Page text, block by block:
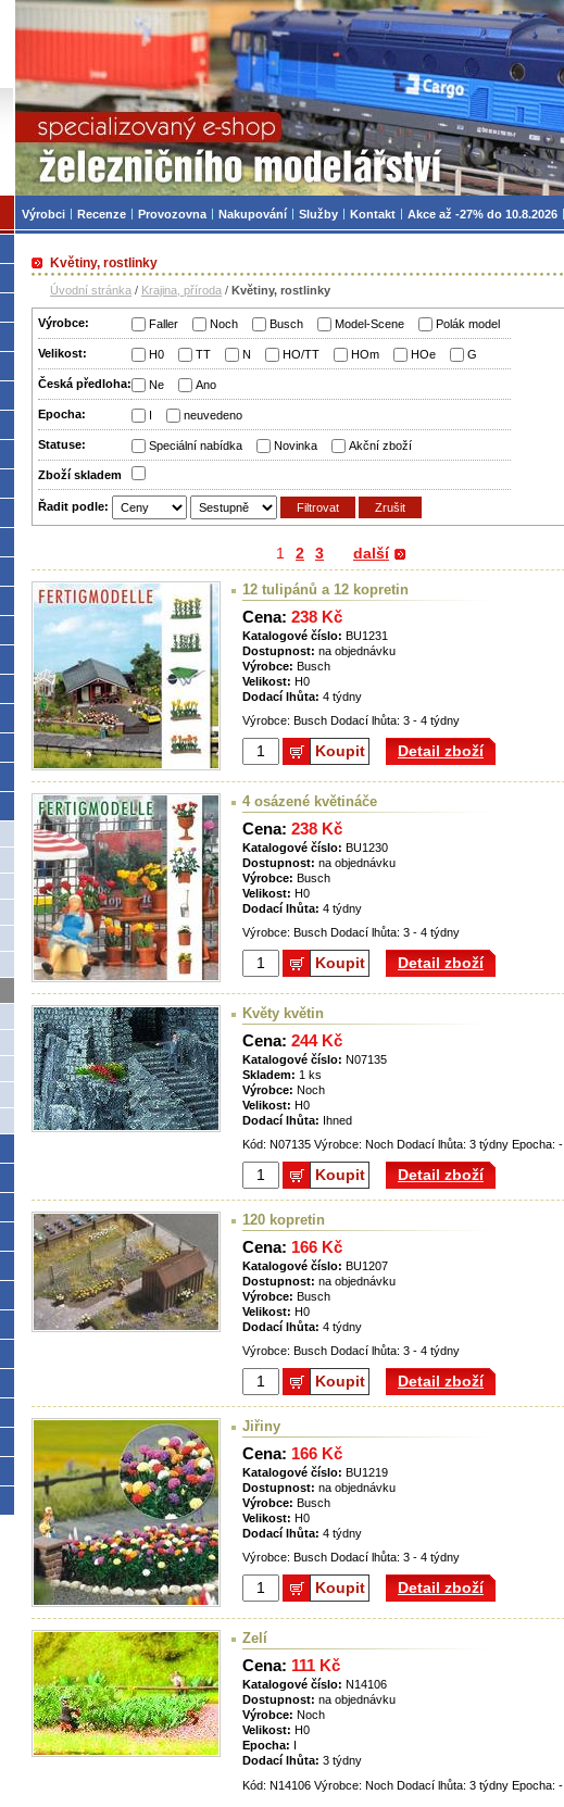
Květiny, rostlinky
Úvodní stránka / Krajina, příroda / Květiny, rostlinky
Výrobce: Faller Noch Busch Model-Scene Polák model
Velikost: H0 TT N HO/TT HOm HOe G
Česká předloha: Ne Ano
Epocha: I neuvedeno
Statuse: Speciální nabídka Novinka Akční zboží
Zboží­ skladem
Řadit podle:
1 2 3 další
12 tulipánů a 12 kopretin
Cena: 238 Kč
Katalogové číslo: BU1231
Dostupnost: na objednávku
Výrobce: Busch
Velikost: H0
Dodací lhůta: 4 týdny
Výrobce: Busch Dodací lhůta: 3 - 4 týdny
Koupit Detail zboží
4 osázené květináče
Cena: 238 Kč
Katalogové číslo: BU1230
Dostupnost: na objednávku
Výrobce: Busch
Velikost: H0
Dodací lhůta: 4 týdny
Výrobce: Busch Dodací lhůta: 3 - 4 týdny
Koupit Detail zboží
Květy květin
Cena: 244 Kč
Katalogové číslo: N07135
Skladem: 1 ks
Výrobce: Noch
Velikost: H0
Dodací lhůta: Ihned
Kód: N07135 Výrobce: Noch Dodací lhůta: 3 týdny Epocha: -
Koupit Detail zboží
120 kopretin
Cena: 166 Kč
Katalogové číslo: BU1207
Dostupnost: na objednávku
Výrobce: Busch
Velikost: H0
Dodací lhůta: 4 týdny
Výrobce: Busch Dodací lhůta: 3 - 4 týdny
Koupit Detail zboží
Jiřiny
Cena: 166 Kč
Katalogové číslo: BU1219
Dostupnost: na objednávku
Výrobce: Busch
Velikost: H0
Dodací lhůta: 4 týdny
Výrobce: Busch Dodací lhůta: 3 - 4 týdny
Koupit Detail zboží
Zelí
Cena: 111 Kč
Katalogové číslo: N14106
Dostupnost: na objednávku
Výrobce: Noch
Velikost: H0
Epocha: I
Dodací lhůta: 3 týdny
Kód: N14106 Výrobce: Noch Dodací lhůta: 3 týdny Epocha: -
Železniční modelářství, modely, TT, H0, mašinky
Výrobci Recenze Provozovna Nakupování Služby Kontakt Akce až -27% do 10.8.2026